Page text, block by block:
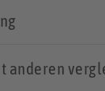
anderen